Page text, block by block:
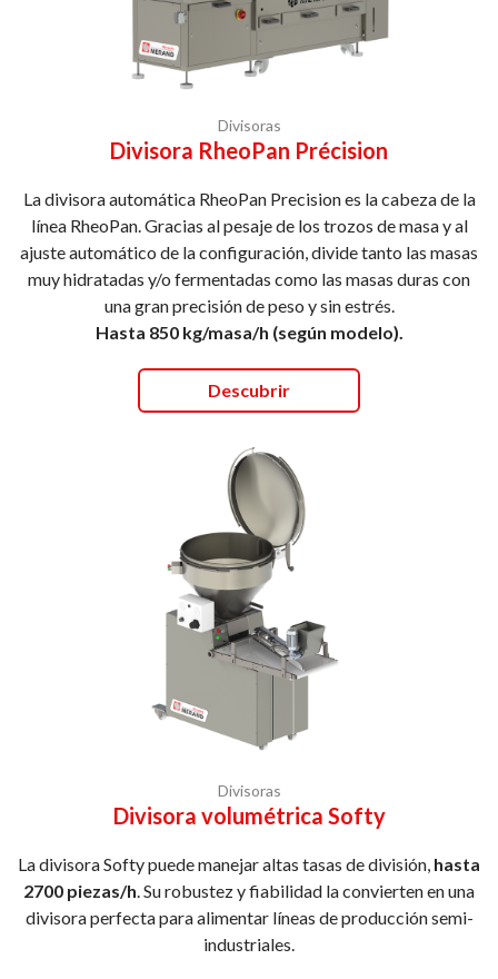
Divisoras
Divisora RheoPan Précision
La divisora automática RheoPan Precision es la cabeza de la
línea RheoPan. Gracias al pesaje de los trozos de masa y al
ajuste automático de la configuración, divide tanto las masas
muy hidratadas y/o fermentadas como las masas duras con
una gran precisión de peso y sin estrés.
Hasta 850 kg/masa/h (según modelo).
Descubrir
Divisoras
Divisora volumétrica Softy
La divisora Softy puede manejar altas tasas de división, hasta
2700 piezas/h . Su robustez y fiabilidad la convierten en una
divisora perfecta para alimentar líneas de producción semi-
industriales.